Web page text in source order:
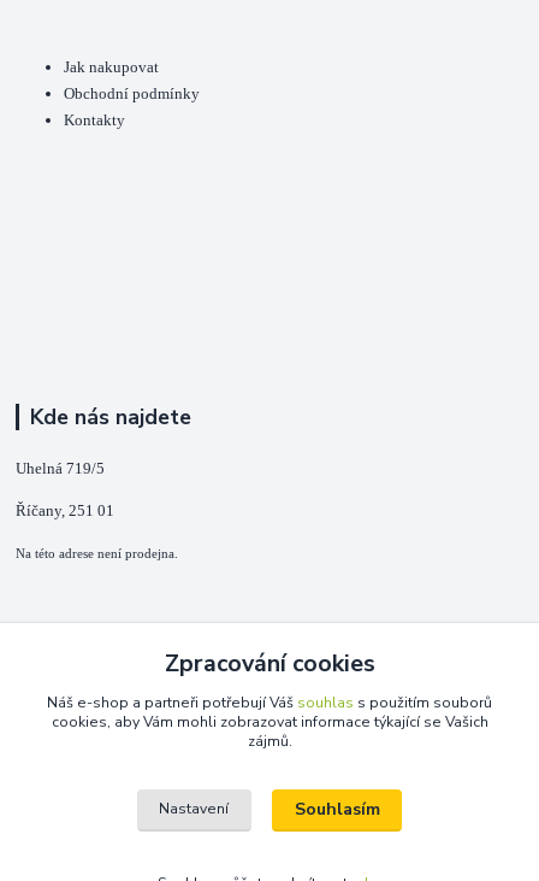
Jak nakupovat
Obchodní podmínky
Kontakty
Kde nás najdete
Uhelná 719/5
Říčany, 251 01
Na této adrese není prodejna.
+420 725 889 873
(Po-Ne, 9-18 hod.)
Zpracování cookies
Náš e-shop a partneři potřebují Váš souhlas s použitím souborů
cookies, aby Vám mohli zobrazovat informace týkající se Vašich
zájmů.
Nastavení Souhlasím